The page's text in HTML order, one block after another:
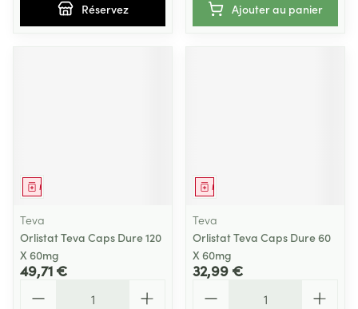
Réservez Ajouter au panier
Médicament
Teva
Orlistat Teva Caps Dure 120
X 60mg
49,71 €
Médicament
Teva
Orlistat Teva Caps Dure 60
X 60mg
32,99 €